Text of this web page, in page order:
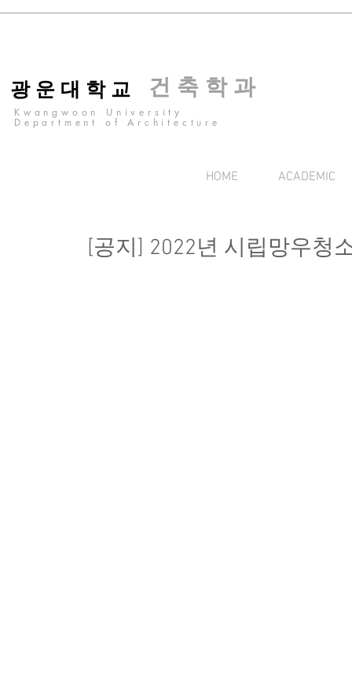
Kwangwoon University
Department of Architecture
광 운 대 학 교 건 축 학 과
HOME ACADEMIC
[공지] 2022년 시립망우청